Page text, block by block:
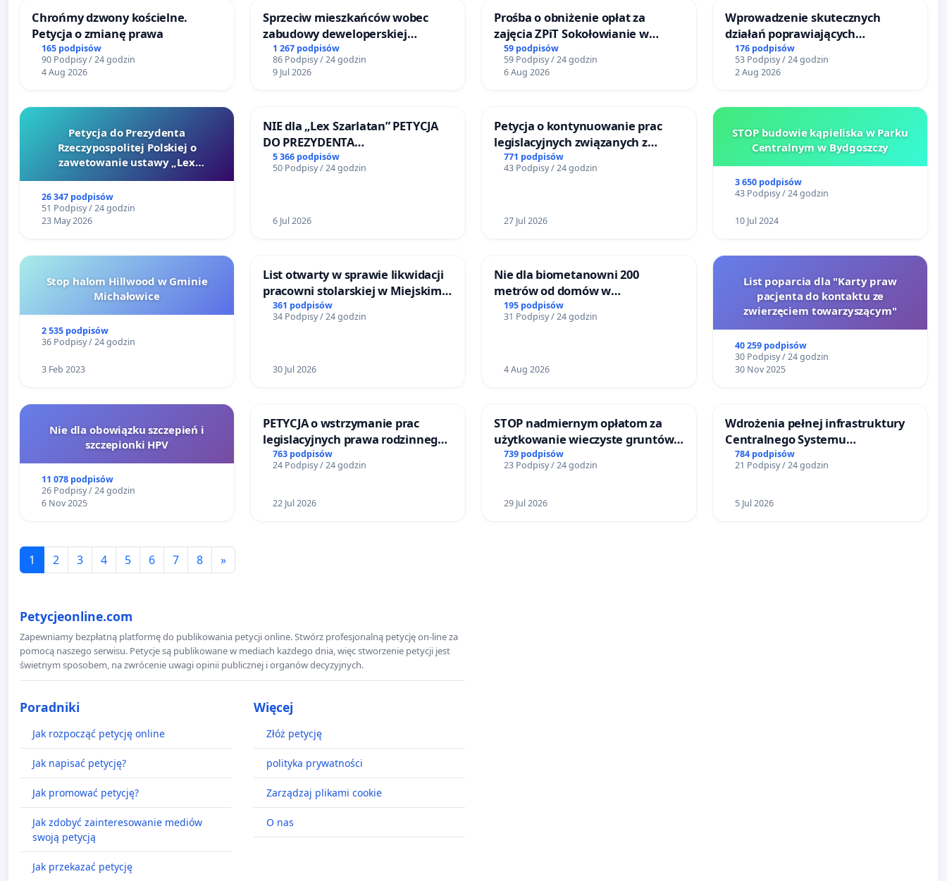
Chrońmy dzwony kościelne.
Petycja o zmianę prawa
165 podpisów
90 Podpisy / 24 godzin
4 Aug 2026
Sprzeciw mieszkańców wobec
zabudowy deweloperskiej
terenow zielonych w rejonie
Bulwarów Straceńskich w Bielsku-
Białej
1 267 podpisów
86 Podpisy / 24 godzin
9 Jul 2026
Prośba o obniżenie opłat za
zajęcia ZPiT Sokołowianie w
Sokołowskim Ośrodku Kultury
59 podpisów
59 Podpisy / 24 godzin
6 Aug 2026
Wprowadzenie skutecznych
działań poprawiających
bezpieczeństwo na ulicy
Żeromskiego w Otwocku
176 podpisów
53 Podpisy / 24 godzin
2 Aug 2026
Petycja do Prezydenta
Rzeczypospolitej Polskiej o
zawetowanie ustawy „Lex
26 347 podpisów
51 Podpisy / 24 godzin
23 May 2026
NIE dla „Lex Szarlatan” PETYCJA
DO PREZYDENTA
RZECZYPOSPOLITEJ POLSKIEJ
5 366 podpisów
50 Podpisy / 24 godzin
6 Jul 2026
Petycja o kontynuowanie prac
legislacyjnych związanych z
reformą prawa rodzinnego
771 podpisów
43 Podpisy / 24 godzin
27 Jul 2026
STOP budowie kąpieliska w Parku
Centralnym w Bydgoszczy
3 650 podpisów
43 Podpisy / 24 godzin
10 Jul 2024
Stop halom Hillwood w Gminie
Michałowice
2 535 podpisów
36 Podpisy / 24 godzin
3 Feb 2023
List otwarty w sprawie likwidacji
pracowni stolarskiej w Miejskim
Teatrze Miniatura w Gdańsku
361 podpisów
34 Podpisy / 24 godzin
30 Jul 2026
Nie dla biometanowni 200
metrów od domów w
Biernatkach, gm. Wądroże
Wielkie
195 podpisów
31 Podpisy / 24 godzin
4 Aug 2026
List poparcia dla "Karty praw
pacjenta do kontaktu ze
zwierzęciem towarzyszącym"
40 259 podpisów
30 Podpisy / 24 godzin
30 Nov 2025
Nie dla obowiązku szczepień i
szczepionki HPV
11 078 podpisów
26 Podpisy / 24 godzin
6 Nov 2025
PETYCJA o wstrzymanie prac
legislacyjnych prawa rodzinnego
narażających ofiary przemocy
763 podpisów
24 Podpisy / 24 godzin
22 Jul 2026
STOP nadmiernym opłatom za
użytkowanie wieczyste gruntów
zajmowanych przez rodzinne
ogrody działkowe.
739 podpisów
23 Podpisy / 24 godzin
29 Jul 2026
Wdrożenia pełnej infrastruktury
Centralnego Systemu
Dynamicznej Informacji
Pasażerskiej (CSDiP) na stacji
784 podpisów
21 Podpisy / 24 godzin
5 Jul 2026
1 2 3 4 5 6 7 8 »
Petycjeonline.com
Zapewniamy bezpłatną platformę do publikowania petycji online. Stwórz profesjonalną petycję on-line za
pomocą naszego serwisu. Petycje są publikowane w mediach każdego dnia, więc stworzenie petycji jest
świetnym sposobem, na zwrócenie uwagi opinii publicznej i organów decyzyjnych.
Poradniki
Jak rozpocząć petycję online
Jak napisać petycję?
Jak promować petycję?
Jak zdobyć zainteresowanie mediów
swoją petycją
Jak przekazać petycję
Więcej
Złóż petycję
polityka prywatności
Zarządzaj plikami cookie
O nas